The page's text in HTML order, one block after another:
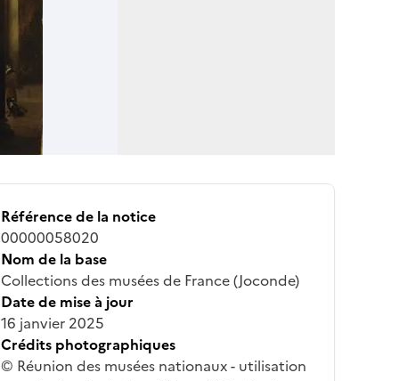
Référence de la notice
00000058020
Nom de la base
Collections des musées de France (Joconde)
Date de mise à jour
16 janvier 2025
Crédits photographiques
© Réunion des musées nationaux - utilisation